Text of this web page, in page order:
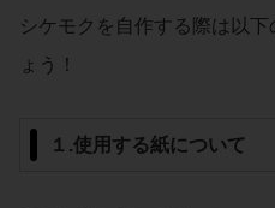
シケモクを自作する際は以
ょう！
１.使用する紙について